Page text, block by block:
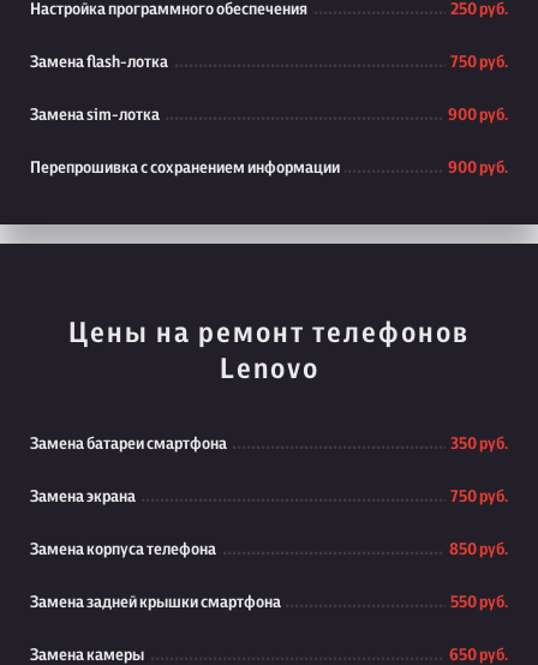
Настройка программного обеспечения 250 руб.
Замена flash-лотка 750 руб.
Замена sim-лотка 900 руб.
Перепрошивка с сохранением информации 900 руб.
Цены на ремонт телефонов
Lenovo
Замена батареи смартфона 350 руб.
Замена экрана 750 руб.
Замена корпуса телефона 850 руб.
Замена задней крышки смартфона 550 руб.
Замена камеры 650 руб.